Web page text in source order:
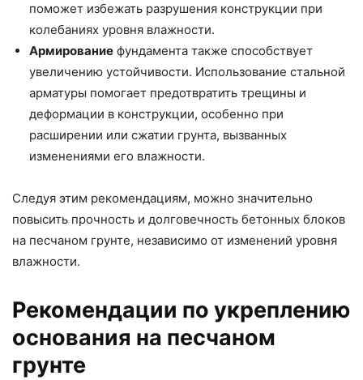
поможет избежать разрушения конструкции при
колебаниях уровня влажности.
Армирование фундамента также способствует
увеличению устойчивости. Использование стальной
арматуры помогает предотвратить трещины и
деформации в конструкции, особенно при
расширении или сжатии грунта, вызванных
изменениями его влажности.
Следуя этим рекомендациям, можно значительно
повысить прочность и долговечность бетонных блоков
на песчаном грунте, независимо от изменений уровня
влажности.
Рекомендации по укреплению
основания на песчаном
грунте